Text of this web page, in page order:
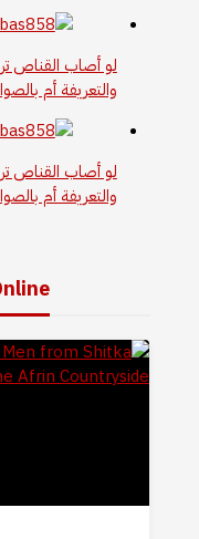
لو أصاب القناص
والتعريفة أم
لو أصاب القناص
والتعريفة أم